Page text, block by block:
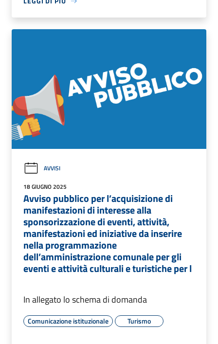
AVVISI
18 GIUGNO 2025
Avviso pubblico per l’acquisizione di
manifestazioni di interesse alla
sponsorizzazione di eventi, attività,
manifestazioni ed iniziative da inserire
nella programmazione
dell’amministrazione comunale per gli
eventi e attività culturali e turistiche per l
In allegato lo schema di domanda
Comunicazione istituzionale Turismo